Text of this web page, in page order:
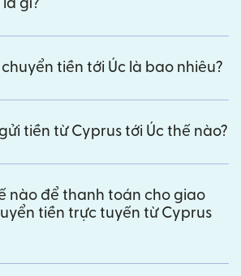
gì?
tiền tới Úc là bao nhiêu?
tiền từ Cyprus tới Úc thế nào?
nào để thanh toán cho giao
tiền trực tuyến từ Cyprus